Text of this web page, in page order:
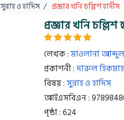
সুন্নাহ ও হাদিস প্রজ্ঞার খনি চল্লিশ হাদীস
প্রজ্ঞার খনি চল্লিশ
লেখক :মাওলানা আব্দুল
প্রকাশনী :দারুল
বিষয় :সুন্নাহ ও হাদিস
আইএসবিএন :
পৃষ্ঠা : 624